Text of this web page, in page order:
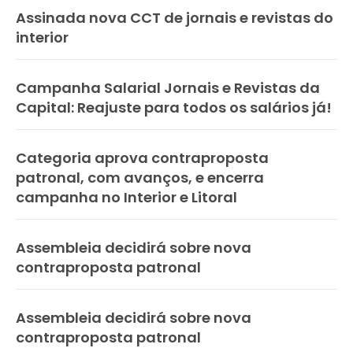
Assinada nova CCT de jornais e revistas do
interior
Campanha Salarial Jornais e Revistas da
Capital: Reajuste para todos os salários já!
Categoria aprova contraproposta
patronal, com avanços, e encerra
campanha no Interior e Litoral
Assembleia decidirá sobre nova
contraproposta patronal
Assembleia decidirá sobre nova
contraproposta patronal